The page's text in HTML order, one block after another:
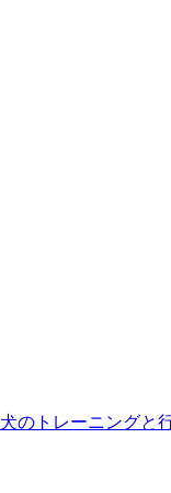
犬のトレーニングと